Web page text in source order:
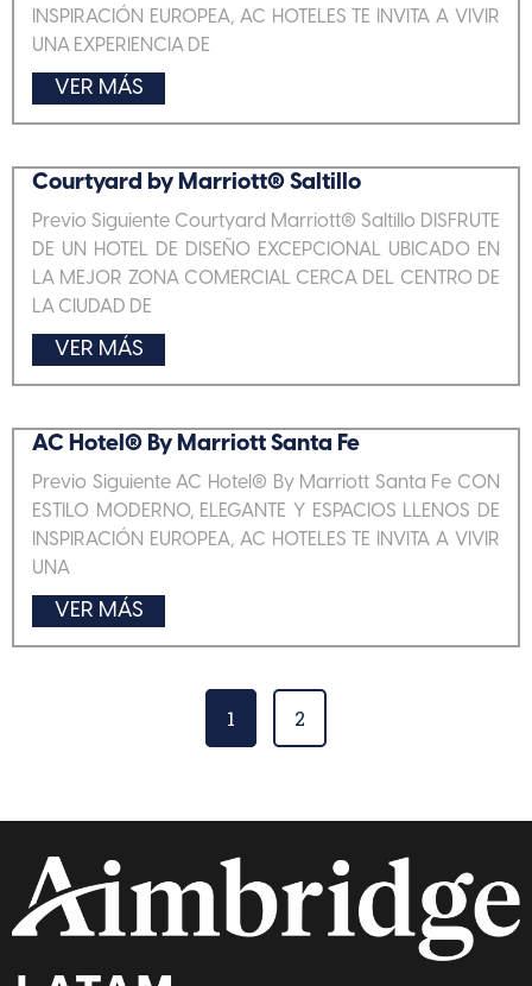
INSPIRACIÓN EUROPEA, AC HOTELES TE INVITA A VIVIR
UNA EXPERIENCIA DE
VER MÁS
Courtyard by Marriott® Saltillo
Previo Siguiente Courtyard Marriott® Saltillo DISFRUTE
DE UN HOTEL DE DISEÑO EXCEPCIONAL UBICADO EN
LA MEJOR ZONA COMERCIAL CERCA DEL CENTRO DE
LA CIUDAD DE
VER MÁS
AC Hotel® By Marriott Santa Fe
Previo Siguiente AC Hotel® By Marriott Santa Fe CON
ESTILO MODERNO, ELEGANTE Y ESPACIOS LLENOS DE
INSPIRACIÓN EUROPEA, AC HOTELES TE INVITA A VIVIR
UNA
VER MÁS
1 2